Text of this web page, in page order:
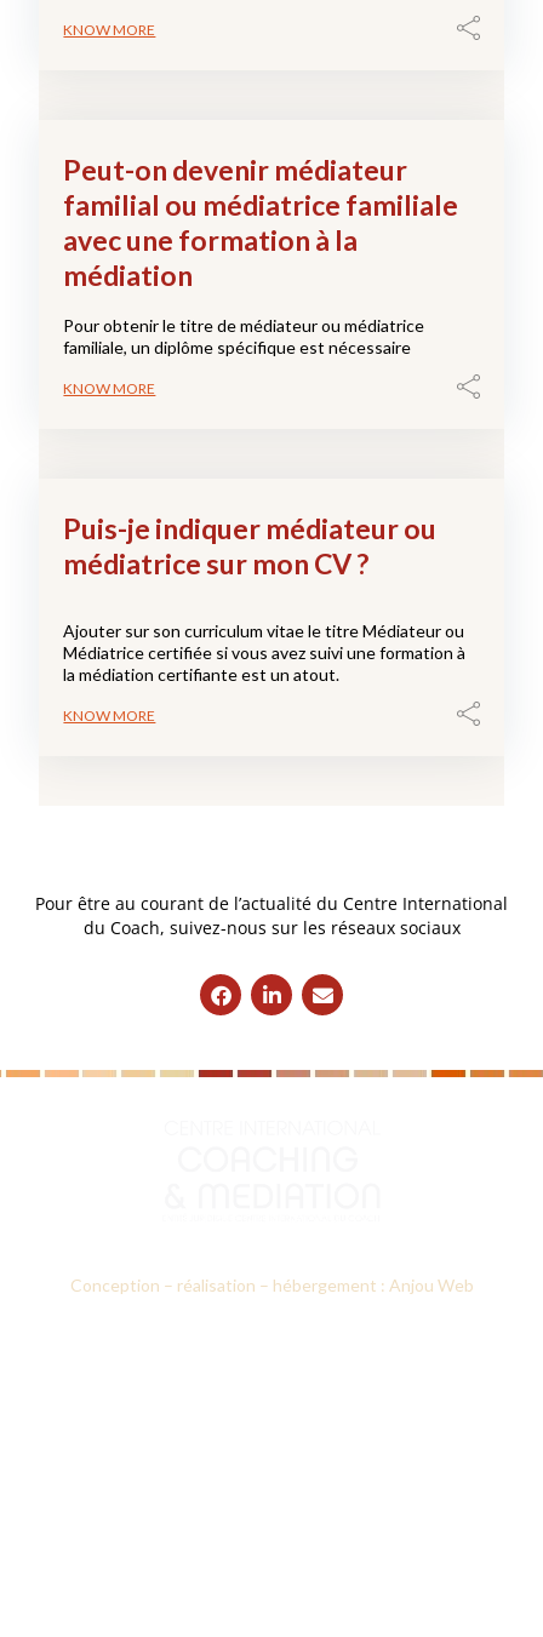
KNOW MORE
Peut-on devenir médiateur
familial ou médiatrice familiale
avec une formation à la
médiation
Pour obtenir le titre de médiateur ou médiatrice
familiale, un diplôme spécifique est nécessaire
KNOW MORE
Puis-je indiquer médiateur ou
médiatrice sur mon CV ?
Ajouter sur son curriculum vitae le titre Médiateur ou
Médiatrice certifiée si vous avez suivi une formation à
la médiation certifiante est un atout.
KNOW MORE
Pour être au courant de l’actualité du Centre International
du Coach, suivez-nous sur les réseaux sociaux
Conception – réalisation – hébergement : Anjou Web